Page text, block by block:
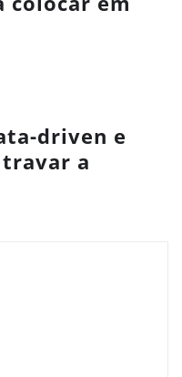
driven e
a